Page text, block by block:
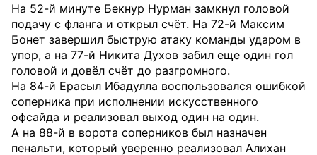
На 52-й минуте Бекнур Нурман замкнул головой
подачу с фланга и открыл счёт. На 72-й Максим
Бонет завершил быструю атаку команды ударом в
упор, а на 77-й Никита Духов забил еще один гол
головой и довёл счёт до разгромного.
На 84-й Ерасыл Ибадулла воспользовался ошибкой
соперника при исполнении искусственного
офсайда и реализовал выход один на один.
А на 88-й в ворота соперников был назначен
пенальти, который уверенно реализовал Алихан